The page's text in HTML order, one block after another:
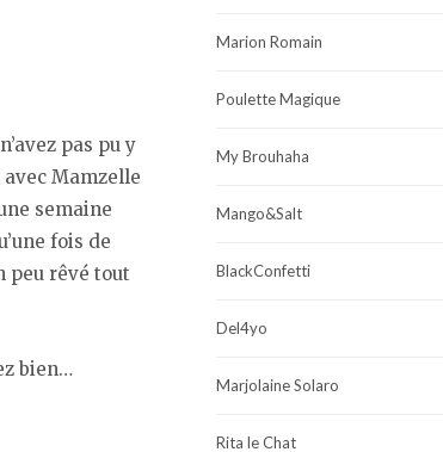
pas pu y
avec Mamzelle
semaine
fois de
peu rêvé tout
bien…
Marion Romain
Poulette Magique
My Brouhaha
Mango&Salt
BlackConfetti
Del4yo
Marjolaine Solaro
Rita le Chat